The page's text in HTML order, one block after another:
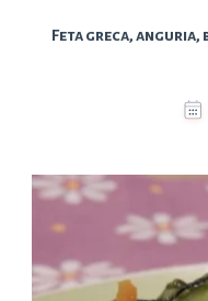
Feta greca, anguria,